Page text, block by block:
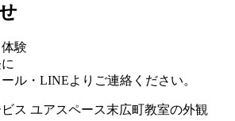
験
ル・LINEよりご連絡ください。